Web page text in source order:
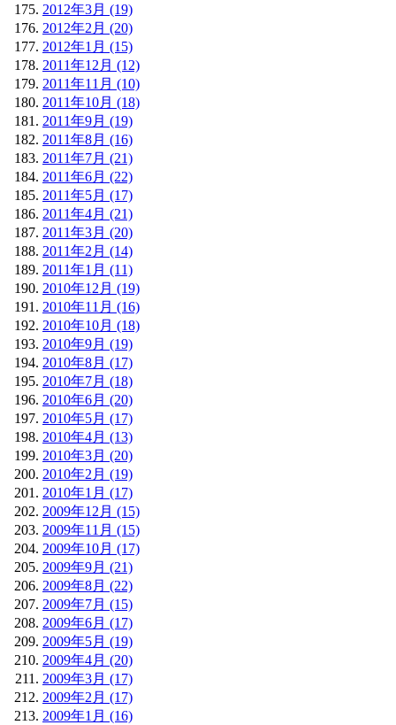
2012年3月 (19)
2012年2月 (20)
2012年1月 (15)
2011年12月 (12)
2011年11月 (10)
2011年10月 (18)
2011年9月 (19)
2011年8月 (16)
2011年7月 (21)
2011年6月 (22)
2011年5月 (17)
2011年4月 (21)
2011年3月 (20)
2011年2月 (14)
2011年1月 (11)
2010年12月 (19)
2010年11月 (16)
2010年10月 (18)
2010年9月 (19)
2010年8月 (17)
2010年7月 (18)
2010年6月 (20)
2010年5月 (17)
2010年4月 (13)
2010年3月 (20)
2010年2月 (19)
2010年1月 (17)
2009年12月 (15)
2009年11月 (15)
2009年10月 (17)
2009年9月 (21)
2009年8月 (22)
2009年7月 (15)
2009年6月 (17)
2009年5月 (19)
2009年4月 (20)
2009年3月 (17)
2009年2月 (17)
2009年1月 (16)